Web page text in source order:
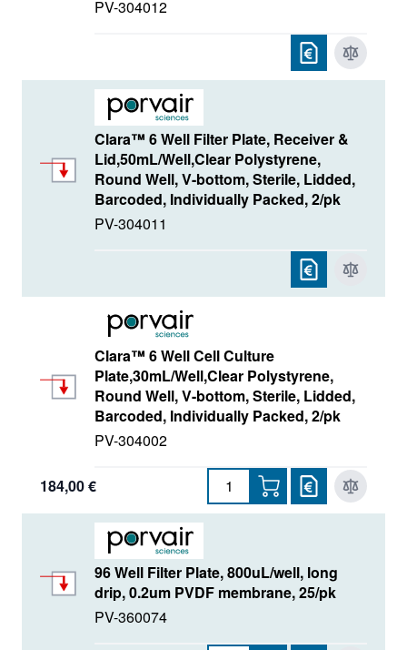
PV-304012
Clara™ 6 Well Filter Plate, Receiver &
Lid,50mL/Well,Clear Polystyrene,
Round Well, V-bottom, Sterile, Lidded,
Barcoded, Individually Packed, 2/pk
PV-304011
Clara™ 6 Well Cell Culture
Plate,30mL/Well,Clear Polystyrene,
Round Well, V-bottom, Sterile, Lidded,
Barcoded, Individually Packed, 2/pk
PV-304002
184,00 €
96 Well Filter Plate, 800uL/well, long
drip, 0.2um PVDF membrane, 25/pk
PV-360074